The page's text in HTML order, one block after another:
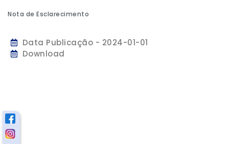
Nota de Esclarecimento
Data Publicação - 2024-01-01
Download